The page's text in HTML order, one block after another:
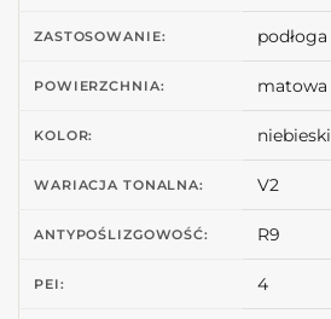
ZASTOSOWANIE: podłoga
POWIERZCHNIA: matowa
KOLOR:
WARIACJA TONALNA: V2
ANTYPOŚLIZGOWOŚĆ: R9
PEI: 4